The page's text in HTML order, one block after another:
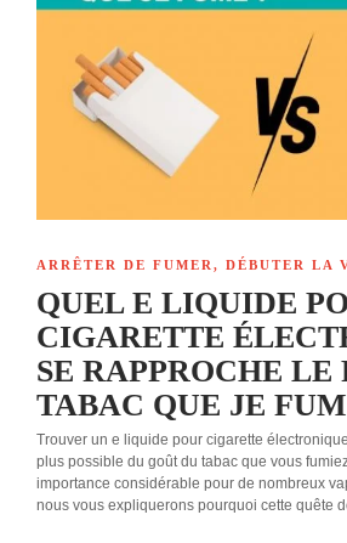
ARRÊTER DE FUMER , DÉBUTER LA
QUEL E LIQUIDE
CIGARETTE
SE RAPPROCHE LE
TABAC QUE JE
Trouver un e liquide pour cigarette
plus possible du goût du tabac que vous
importance considérable pour de nombreux
nous vous expliquerons pourquoi cette quête